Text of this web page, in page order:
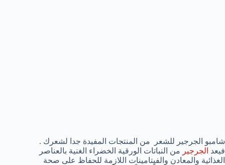
شامبو الجرجير للشعر من المنتجات المفيدة جدا لشعرك .
فيعد الجرجير من النباتات الورقية الخضراء الغنية بالعناصر
الغذائية والمعادن والفيتامينات اللازمة للحفاظ على صحة